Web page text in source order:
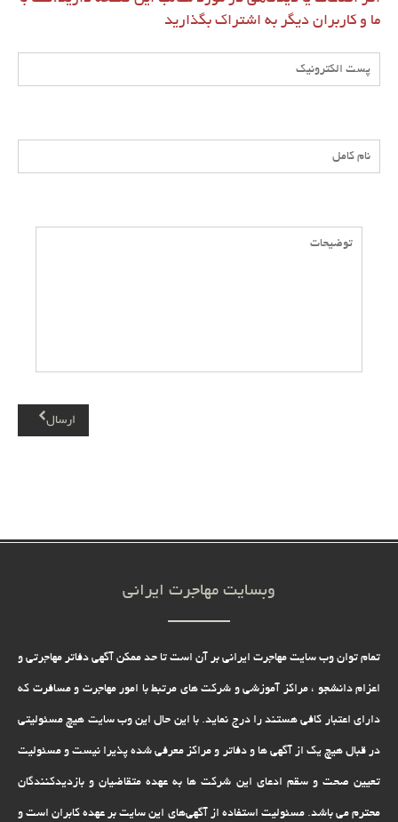
ما و کاربران دیگر به اشتراک بگذارید
ارسال
وبسایت مهاجرت ایرانی
تمام توان وب سایت مهاجرت ایرانی بر آن است تا حد ممکن آگهی دفاتر مهاجرتی و
اعزام دانشجو ، مراکز آموزشی و شرکت های مرتبط با امور مهاجرت و مسافرت که
دارای اعتبار کافی هستند را درج نماید. با این حال این وب سایت هیچ مسئولیتی
در قبال هیچ یک از آگهی ها و دفاتر و مراکز معرفی شده پذیرا نیست و مسئولیت
تعیین صحت و سقم ادعای این شرکت ها به عهده متقاضیان و بازدیدکنندگان
محترم می باشد. مسئولیت استفاده از آگهی‌های این سایت بر عهده کابران است و